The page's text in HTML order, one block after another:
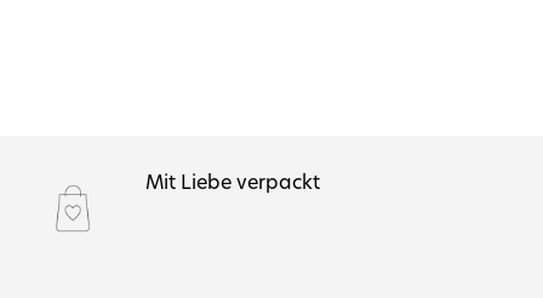
Mit Liebe verpackt